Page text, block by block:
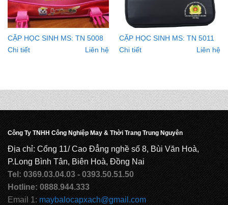
CẶP HỌC SINH MS: TN 5008
Chi tiết
Liên hệ
CẶP HỌC SINH MS: TN 5011
Chi tiết
Liên hệ
Công Ty TNHH Công Nghiệp May & Thời Trang Trung Nguyên
Địa chỉ: Cổng 11/ Cao Đẳng nghề số 8, Bùi Văn Hoà,
P.Long Bình Tân, Biên Hoà, Đồng Nai
Tel: 0369.03.04.03 - 0393.50.51.50
Hotline: 0888.944.333
Email 1: maybalocapxach@gmail.com